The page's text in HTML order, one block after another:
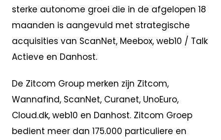
sterke autonome groei die in de afgelopen 18
maanden is aangevuld met strategische
acquisities van ScanNet, Meebox, web10 / Talk
Actieve en Danhost.
De Zitcom Group merken zijn Zitcom,
Wannafind, ScanNet, Curanet, UnoEuro,
Cloud.dk, web10 en Danhost. Zitcom Groep
bedient meer dan 175.000 particuliere en